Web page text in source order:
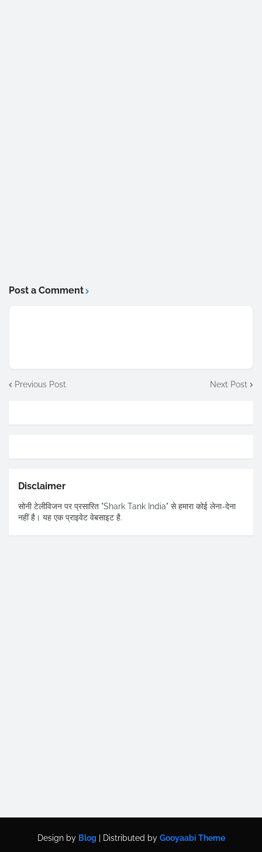
Post a Comment
Previous Post Next Post
Disclaimer
सोनी टेलीविजन पर प्रसारित "Shark Tank India" से हमारा कोई लेना-देना
नहीं है। यह एक प्राइवेट वेबसाइट है.
Design by Blog | Distributed by Gooyaabi Theme